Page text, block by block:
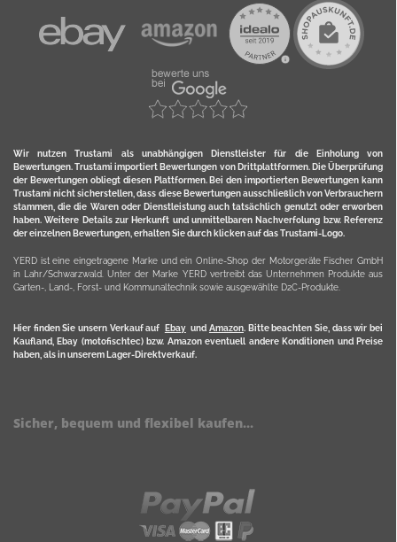
Wir nutzen Trustami als unabhängigen Dienstleister für die Einholung von
Bewertungen. Trustami importiert Bewertungen von Drittplattformen. Die Überprüfung
der Bewertungen obliegt diesen Plattformen. Bei den importierten Bewertungen kann
Trustami nicht sicherstellen, dass diese Bewertungen ausschließlich von Verbrauchern
stammen, die die Waren oder Dienstleistung auch tatsächlich genutzt oder erworben
haben. Weitere Details zur Herkunft und unmittelbaren Nachverfolung bzw. Referenz
der einzelnen Bewertungen, erhalten Sie durch klicken auf das Trustami-Logo.
YERD ist eine eingetragene Marke und ein Online-Shop der Motorgeräte Fischer GmbH
in Lahr/Schwarzwald. Unter der Marke YERD vertreibt das Unternehmen Produkte aus
Garten-, Land-, Forst- und Kommunaltechnik sowie ausgewählte D2C-Produkte.
Hier finden Sie unsern Verkauf auf Ebayund Amazon. Bitte beachten Sie, dass wir bei
Kaufland, Ebay (motofischtec) bzw. Amazon eventuell andere Konditionen und Preise
haben, als in unserem Lager-Direktverkauf.
Sicher, bequem und flexibel kaufen...